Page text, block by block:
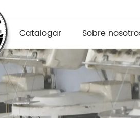
Catalogar Sobre